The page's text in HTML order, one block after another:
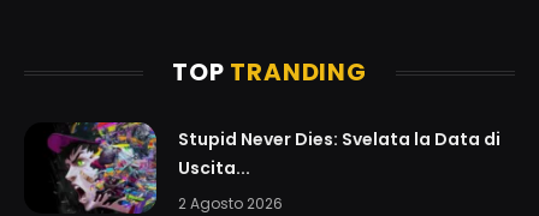
TOP TRANDING
Stupid Never Dies: Svelata la Data di
Uscita...
2 Agosto 2026